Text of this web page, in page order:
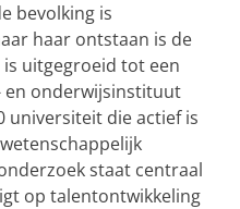
bevolking is
haar ontstaan is de
uitgegroeid tot een
en onderwijsinstituut
universiteit die actief is
staat centraal
op talentontwikkeling